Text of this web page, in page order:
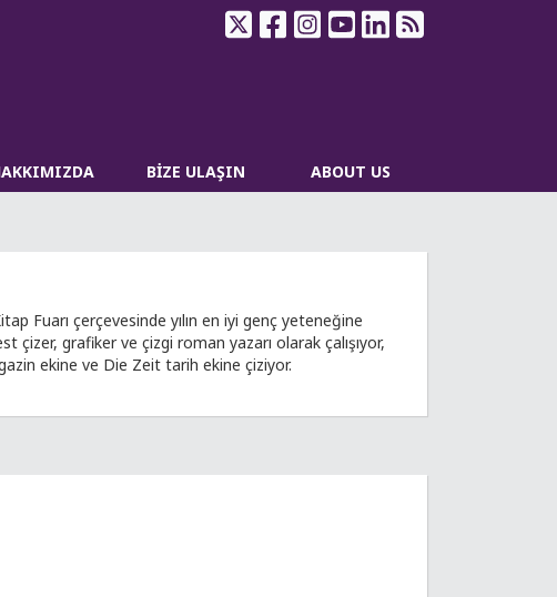
BİZE ULAŞIN ABOUT US
Fuarı çerçevesinde yılın en iyi genç yeteneğine
çizer, grafiker ve çizgi roman yazarı olarak çalışıyor,
ekine ve Die Zeit tarih ekine çiziyor.